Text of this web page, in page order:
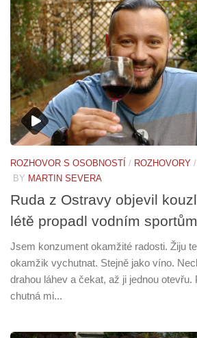
ROZHOVOR S OSOBNOSTÍ / ROZHOVORY /
BY MARTIN SEVERA
Ruda z Ostravy objevil
létě propadl vodním sportům
Jsem konzument okamžité radosti. Žiju
okamžik vychutnat. Stejně jako víno.
drahou láhev a čekat, až ji jednou otevřu.
chutná mi...